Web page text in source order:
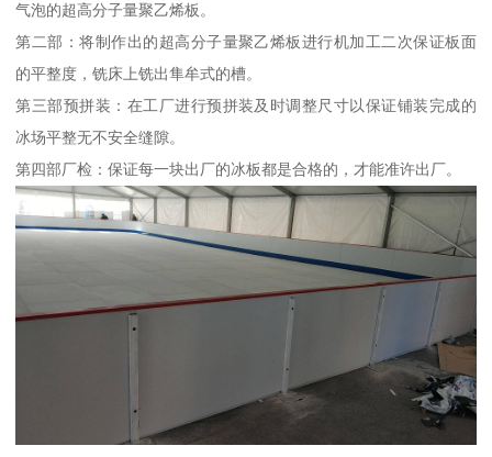
气泡的超高分子量聚乙烯板。
第二部：将制作出的超高分子量聚乙烯板进行机加工二次保证板面
的平整度，铣床上铣出隼牟式的槽。
第三部预拼装：在工厂进行预拼装及时调整尺寸以保证铺装完成的
冰场平整无不安全缝隙。
第四部厂检：保证每一块出厂的冰板都是合格的，才能准许出厂。